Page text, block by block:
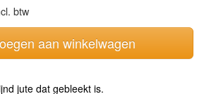
btw
aan winkelwagen
jute dat gebleekt is.